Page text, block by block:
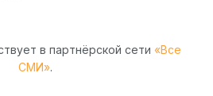
в партнёрской сети «Все
СМИ».